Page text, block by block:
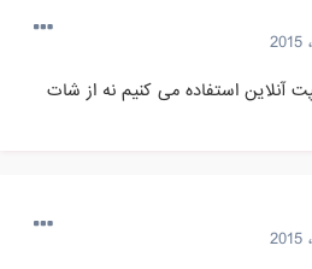
آنلاین استفاده می کنیم نه از شات